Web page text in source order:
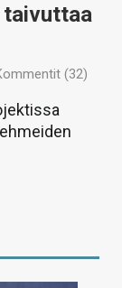
taivuttaa
(32)